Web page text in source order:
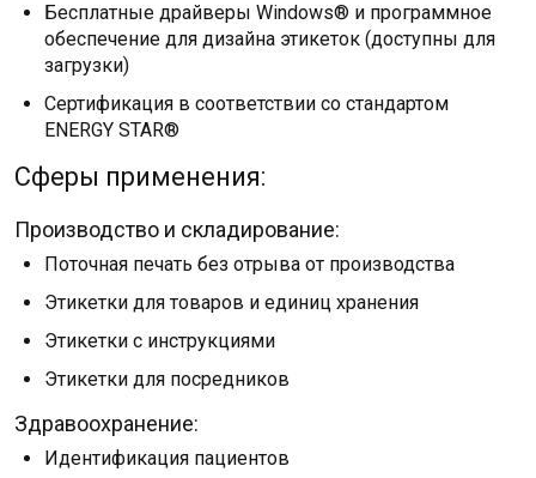
Бесплатные драйверы Windows® и программное
обеспечение для дизайна этикеток (доступны для
загрузки)
Сертификация в соответствии со стандартом
ENERGY STAR®
Сферы применения:
Производство и складирование:
Поточная печать без отрыва от производства
Этикетки для товаров и единиц хранения
Этикетки с инструкциями
Этикетки для посредников
Здравоохранение:
Идентификация пациентов